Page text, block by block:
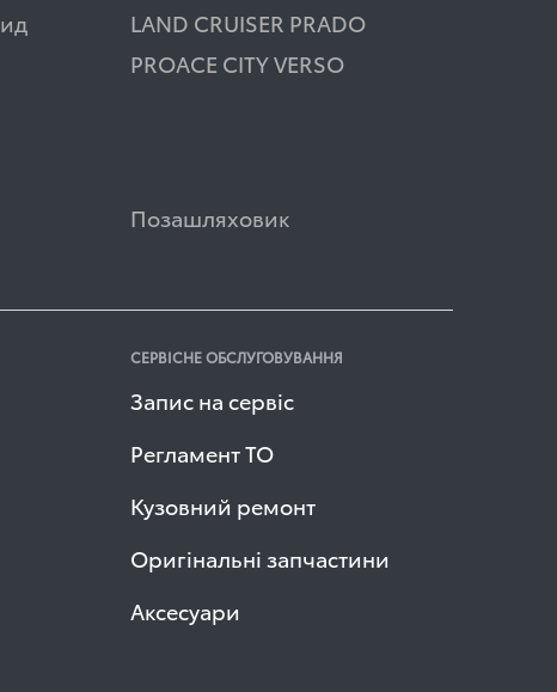
LAND CRUISER PRADO
PROACE CITY VERSO
Позашляховик
СЕРВІСНЕ ОБСЛУГОВУВАННЯ
Запис на сервіс
Регламент ТО
Кузовний ремонт
Оригінальні запчастини
Аксесуари